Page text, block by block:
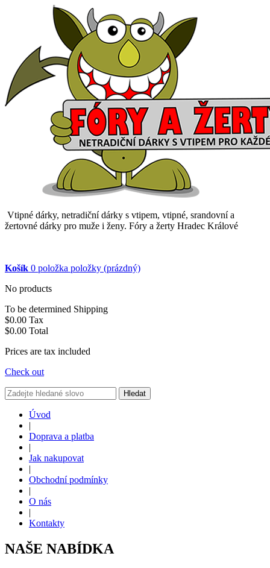
Vtipné dárky, netradiční dárky s vtipem, vtipné, srandovní a
žertovné dárky pro muže i ženy. Fóry a žerty Hradec Králové
Košík 0 položka položky (prázdný)
No products
To be determined Shipping
$0.00 Tax
$0.00 Total
Prices are tax included
Check out
Hledat
Úvod
|
Doprava a platba
|
Jak nakupovat
|
Obchodní podmínky
|
O nás
|
Kontakty
NAŠE NABÍDKA